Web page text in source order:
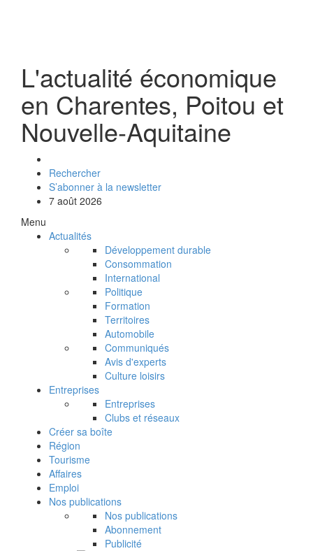
L'actualité économique
en Charentes, Poitou et
Nouvelle-Aquitaine
Rechercher
S’abonner à la newsletter
7 août 2026
Menu
Actualités
Développement durable
Consommation
International
Politique
Formation
Territoires
Automobile
Communiqués
Avis d'experts
Culture loisirs
Entreprises
Entreprises
Clubs et réseaux
Créer sa boîte
Région
Tourisme
Affaires
Emploi
Nos publications
Nos publications
Abonnement
Publicité